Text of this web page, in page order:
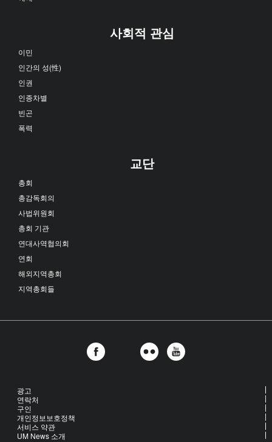
사회적 관심
이민
인간의 성(性)
인권
인종차별
빈곤
폭력
교단
총회
총감독회의
사법위원회
총회 기관
연대사역협의회
연회
해외지역총회
지역총회들
광고
연락처
구인
개인정보보호정책
서비스 약관
UM News 소개